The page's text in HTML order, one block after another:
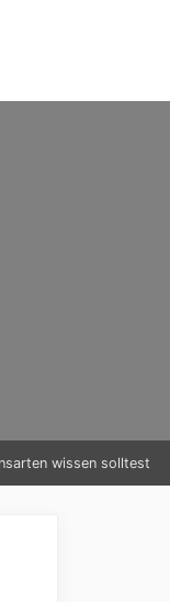
wissen solltest